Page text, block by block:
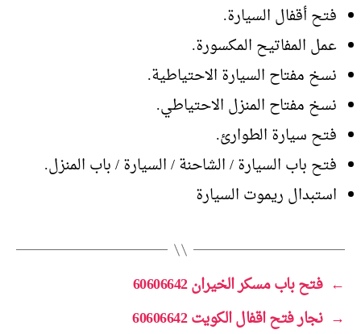
فتح أقفال السيارة.
عمل المفاتيح المكسورة.
نسخ مفتاح السيارة الاحتياطية.
نسخ مفتاح المنزل الاحتياطي.
فتح سيارة الطوارئ.
فتح باب السيارة / الشاحنة / السيارة / باب المنزل.
استبدال ريموت السيارة
← فتح باب مسكر الخيران 60606642
→ نجار فتح اقفال الكويت 60606642